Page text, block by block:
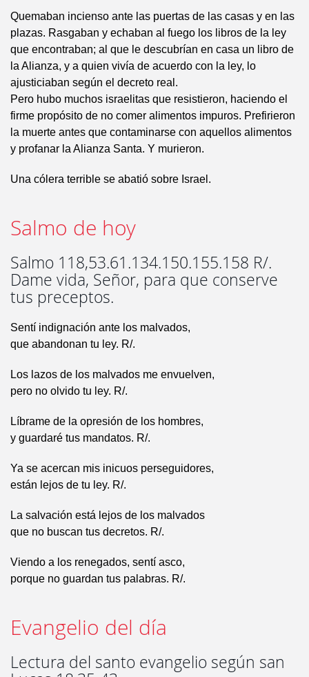
Quemaban incienso ante las puertas de las casas y en las
plazas. Rasgaban y echaban al fuego los libros de la ley
que encontraban; al que le descubrían en casa un libro de
la Alianza, y a quien vivía de acuerdo con la ley, lo
ajusticiaban según el decreto real.
Pero hubo muchos israelitas que resistieron, haciendo el
firme propósito de no comer alimentos impuros. Prefirieron
la muerte antes que contaminarse con aquellos alimentos
y profanar la Alianza Santa. Y murieron.
Una cólera terrible se abatió sobre Israel.
Salmo de hoy
Salmo 118,53.61.134.150.155.158 R/.
Dame vida, Señor, para que conserve
tus preceptos.
Sentí indignación ante los malvados,
que abandonan tu ley. R/.
Los lazos de los malvados me envuelven,
pero no olvido tu ley. R/.
Líbrame de la opresión de los hombres,
y guardaré tus mandatos. R/.
Ya se acercan mis inicuos perseguidores,
están lejos de tu ley. R/.
La salvación está lejos de los malvados
que no buscan tus decretos. R/.
Viendo a los renegados, sentí asco,
porque no guardan tus palabras. R/.
Evangelio del día
Lectura del santo evangelio según san